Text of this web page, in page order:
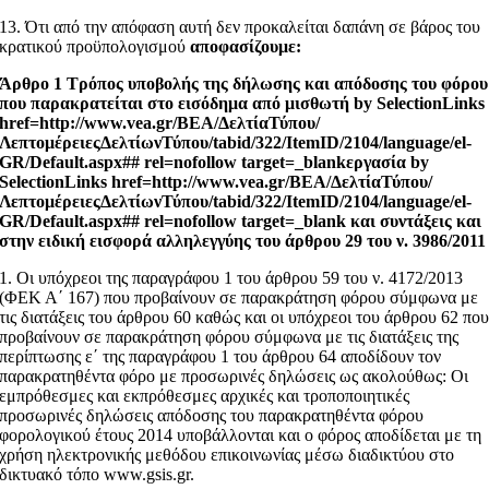
13. Ότι από την απόφαση αυτή δεν προκαλείται δαπάνη σε βάρος του
κρατικού προϋπολογισμούαποφασίζουμε:
Άρθρο 1 Τρόπος υποβολής της δήλωσης και απόδοσης του φόρου
που παρακρατείται στο εισόδημα από μισθωτή by SelectionLinks
href=http://www.vea.gr/ΒΕΑ/ΔελτίαΤύπου/
ΛεπτομέρειεςΔελτίωνΤύπου/tabid/322/ItemID/2104/language/el-
GR/Default.aspx## rel=nofollow target=_blankεργασία by
SelectionLinks href=http://www.vea.gr/ΒΕΑ/ΔελτίαΤύπου/
ΛεπτομέρειεςΔελτίωνΤύπου/tabid/322/ItemID/2104/language/el-
GR/Default.aspx## rel=nofollow target=_blank και συντάξεις και
στην ειδική εισφορά αλληλεγγύης του άρθρου 29 του ν. 3986/2011
1. Οι υπόχρεοι της παραγράφου 1 του άρθρου 59 του ν. 4172/2013
(ΦΕΚ Α΄ 167) που προβαίνουν σε παρακράτηση φόρου σύμφωνα με
τις διατάξεις του άρθρου 60 καθώς και οι υπόχρεοι του άρθρου 62 που
προβαίνουν σε παρακράτηση φόρου σύμφωνα με τις διατάξεις της
περίπτωσης ε΄ της παραγράφου 1 του άρθρου 64 αποδίδουν τον
παρακρατηθέντα φόρο με προσωρινές δηλώσεις ως ακολούθως: Οι
εμπρόθεσμες και εκπρόθεσμες αρχικές και τροποποιητικές
προσωρινές δηλώσεις απόδοσης του παρακρατηθέντα φόρου
φορολογικού έτους 2014 υποβάλλονται και ο φόρος αποδίδεται με τη
χρήση ηλεκτρονικής μεθόδου επικοινωνίας μέσω διαδικτύου στο
δικτυακό τόπο www.gsis.gr.